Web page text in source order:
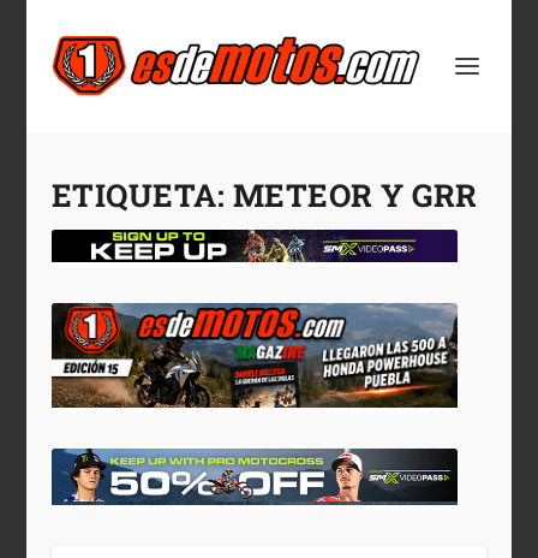
ETIQUETA: METEOR Y GRR